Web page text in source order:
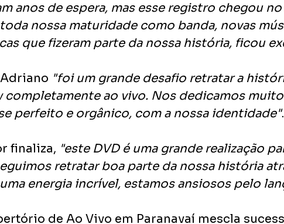
anos de espera, mas esse registro chegou
nossa maturidade como banda, novas
que fizeram parte da nossa história, ficou
"foi um grande desafio retratar a
completamente ao vivo. Nos dedicamos
perfeito e orgânico, com a nossa identidade".
finaliza, "este DVD é uma grande realização
retratar boa parte da nossa história
energia incrível, estamos ansiosos pelo
de Ao Vivo em Paranavaí mescla